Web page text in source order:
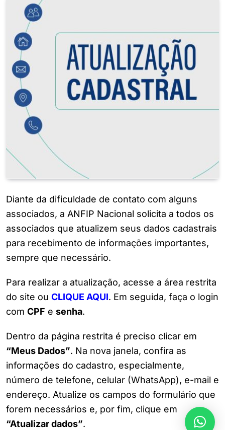
Diante da dificuldade de contato com alguns
associados, a ANFIP Nacional solicita a todos os
associados que atualizem seus dados cadastrais
para recebimento de informações importantes,
sempre que necessário.
Para realizar a atualização, acesse a área restrita
do site ou CLIQUE AQUI. Em seguida, faça o login
com CPF e senha.
Dentro da página restrita é preciso clicar em
“Meus Dados”. Na nova janela, confira as
informações do cadastro, especialmente,
número de telefone, celular (WhatsApp), e-mail e
endereço. Atualize os campos do formulário que
forem necessários e, por fim, clique em
“Atualizar dados”.